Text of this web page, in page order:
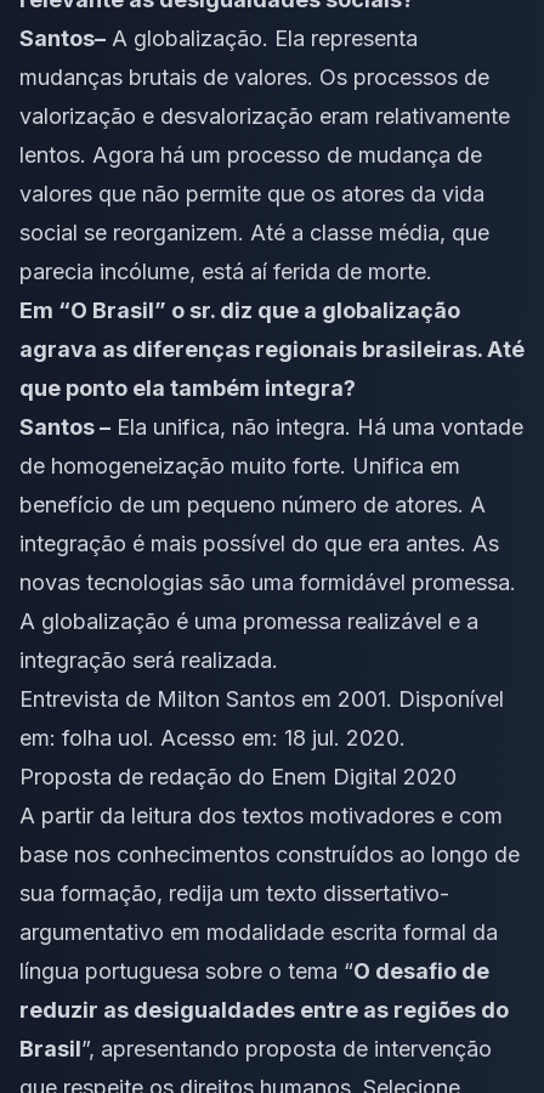
Santos– A globalização. Ela representa
mudanças brutais de valores. Os processos de
valorização e desvalorização eram relativamente
lentos. Agora há um processo de mudança de
valores que não permite que os atores da vida
social se reorganizem. Até a classe média, que
parecia incólume, está aí ferida de morte.
Em “O Brasil” o sr. diz que a globalização
agrava as diferenças regionais brasileiras. Até
que ponto ela também integra?
Santos – Ela unifica, não integra. Há uma vontade
de homogeneização muito forte. Unifica em
benefício de um pequeno número de atores. A
integração é mais possível do que era antes. As
novas tecnologias são uma formidável promessa.
A globalização é uma promessa realizável e a
integração será realizada.
Entrevista de Milton Santos em 2001. Disponível
em: folha uol. Acesso em: 18 jul. 2020.
Proposta de redação do Enem Digital 2020
A partir da leitura dos textos motivadores e com
base nos conhecimentos construídos ao longo de
sua formação, redija um texto dissertativo-
argumentativo em modalidade escrita formal da
língua portuguesa sobre o tema “O desafio de
reduzir as desigualdades entre as regiões do
Brasil”, apresentando proposta de intervenção
que respeite os direitos humanos. Selecione,